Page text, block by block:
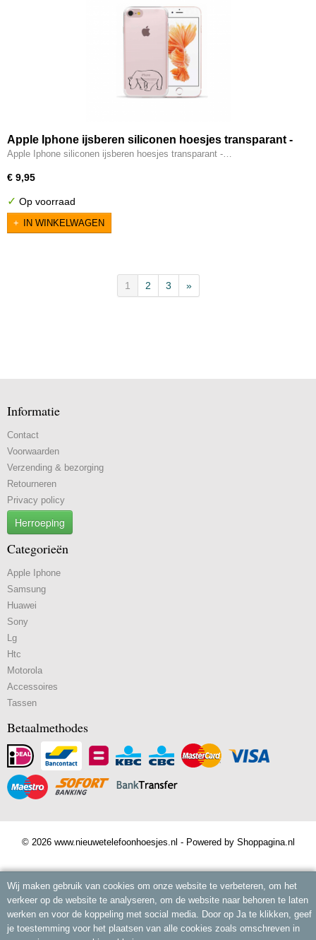
Apple Iphone ijsberen siliconen hoesjes transparant -
IJsbeer
Apple Iphone siliconen ijsberen hoesjes transparant -…
€ 9,95
✓ Op voorraad
IN WINKELWAGEN
1 2 3 »
Informatie
Contact
Voorwaarden
Verzending & bezorging
Retourneren
Privacy policy
Herroeping
Categorieën
Apple Iphone
Samsung
Huawei
Sony
Lg
Htc
Motorola
Accessoires
Tassen
Betaalmethodes
© 2026 www.nieuwetelefoonhoesjes.nl - Powered by Shoppagina.nl
Wij maken gebruik van cookies om onze website te verbeteren, om het
verkeer op de website te analyseren, om de website naar behoren te laten
werken en voor de koppeling met social media. Door op Ja te klikken, geef
je toestemming voor het plaatsen van alle cookies zoals omschreven in